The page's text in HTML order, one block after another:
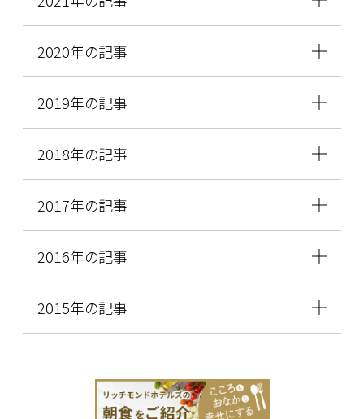
2020年の記事
2019年の記事
2018年の記事
2017年の記事
2016年の記事
2015年の記事